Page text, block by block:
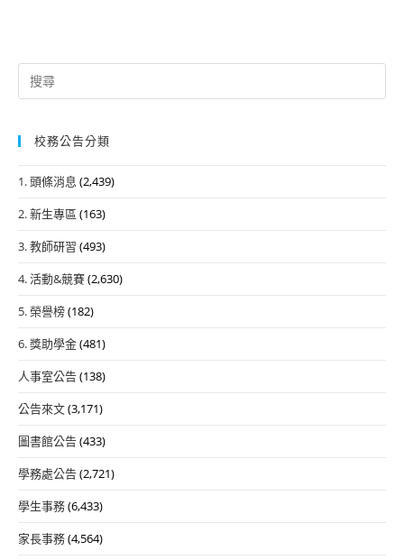
Search
for:
校務公告分類
1. 頭條消息 (2,439)
2. 新生專區 (163)
3. 教師研習 (493)
4. 活動&競賽(2,630)
5. 榮譽榜(182)
6. 獎助學金(481)
人事室公告(138)
公告來文(3,171)
圖書館公告(433)
學務處公告(2,721)
學生事務(6,433)
家長事務(4,564)